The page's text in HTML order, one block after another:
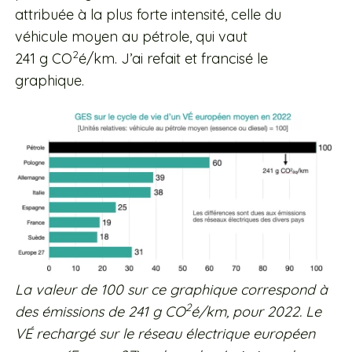
attribuée à la plus forte intensité, celle du
véhicule moyen au pétrole, qui vaut
241 g CO2é/km. J’ai refait et francisé le
graphique.
La valeur de 100 sur ce graphique correspond à
des émissions de 241 g CO2é/km, pour 2022. Le
VÉ rechargé sur le réseau électrique européen